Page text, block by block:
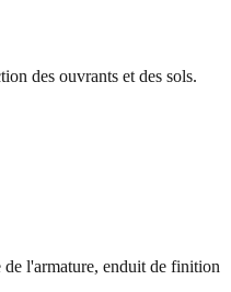
des ouvrants et des sols.
de l'armature, enduit de finition